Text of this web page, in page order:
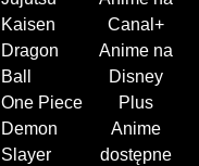
Kaisen
Dragon
Ball
One Piece
Demon
Slayer
Canal+
Anime na
Disney
Plus
Anime
dostępne